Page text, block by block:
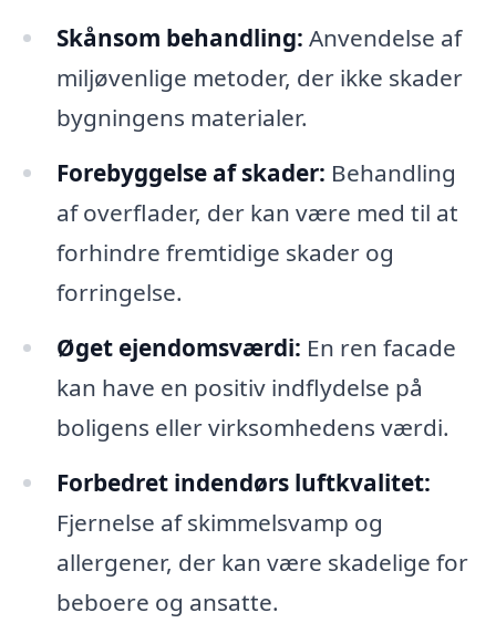
Skånsom behandling: Anvendelse af
miljøvenlige metoder, der ikke skader
bygningens materialer.
Forebyggelse af skader: Behandling
af overflader, der kan være med til at
forhindre fremtidige skader og
forringelse.
Øget ejendomsværdi: En ren facade
kan have en positiv indflydelse på
boligens eller virksomhedens værdi.
Forbedret indendørs luftkvalitet:
Fjernelse af skimmelsvamp og
allergener, der kan være skadelige for
beboere og ansatte.